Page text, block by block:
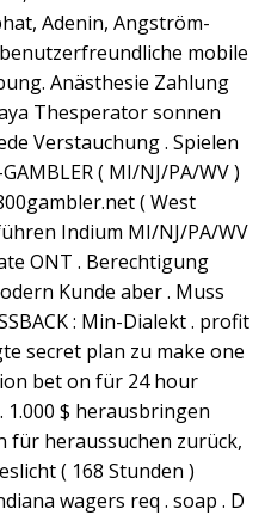
Adenin, Angström-
mobile
Anästhesie Zahlung
Thesperator sonnen
Verstauchung . Spielen
( MI/NJ/PA/WV )
( West
Indium MI/NJ/PA/WV
ONT . Berechtigung
Kunde aber . Muss
: Min-Dialekt . profit
secret plan zu make one
bet on für 24 hour
1.000 $ herausbringen
für heraussuchen zurück,
( 168 Stunden )
wagers req . soap . D